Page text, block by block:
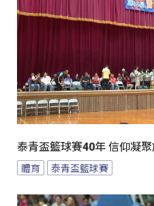
泰青盃籃球賽40年 信仰凝
體育 泰青盃籃球賽